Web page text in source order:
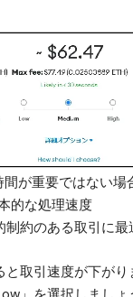
間が重要ではない
的な処理速度
制約のある取引に最
と取引速度が下が